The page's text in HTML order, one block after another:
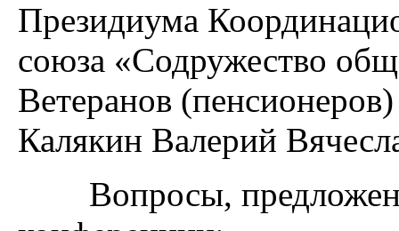
Президиума
союза «Содружество
Ветеранов
Калякин Валерий
Вопросы,